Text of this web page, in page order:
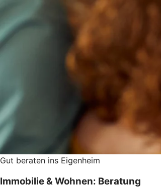
Gut beraten ins Eigenheim
Immobilie & Wohnen: Beratung